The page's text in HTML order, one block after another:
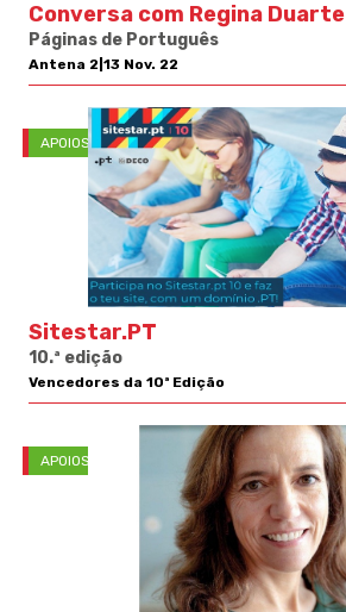
Conversa com Regina Duarte
Páginas de Português
Antena 2|13 Nov. 22
APOIOS
Sitestar.PT
10.ª edição
Vencedores da 10ª Edição
APOIOS